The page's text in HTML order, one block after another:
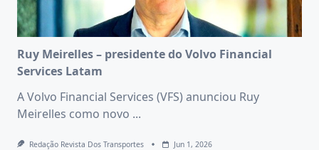
Ruy Meirelles – presidente do Volvo Financial
Services Latam
A Volvo Financial Services (VFS) anunciou Ruy
Meirelles como novo ...
Redação Revista Dos Transportes Jun 1, 2026